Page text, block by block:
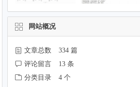
网站概况
文章总数
334 篇
评论留言
13 条
分类目录
4 个